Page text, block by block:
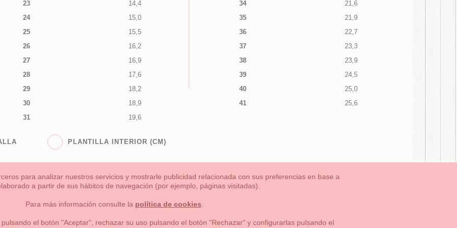
23
14,4
24
15,0
25
15,5
26
16,2
27
16,9
28
17,6
29
18,2
30
18,9
31
19,6
34
21,6
35
21,9
36
22,7
37
23,3
38
23,9
39
24,5
40
25,0
41
25,6
PLANTILLA INTERIOR (CM)
Niña Niño Mamas & Papas NUEVA COLECCION OUTLET-ULTIMAS TALLAS
formas de pago , política de devoluciones y reembolsos Privacidad
para analizar nuestros servicios y mostrarle publicidad relacionada con sus preferencias en base a
a partir de sus hábitos de navegación (por ejemplo, páginas visitadas).
Para más información consulte la política de cookies
el botón "Aceptar", rechazar su uso pulsando el botón "Rechazar" y configurarlas pulsando el